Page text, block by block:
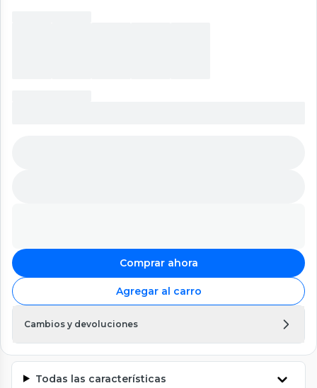
Comprar ahora
Agregar al carro
Cambios y devoluciones
Todas las características